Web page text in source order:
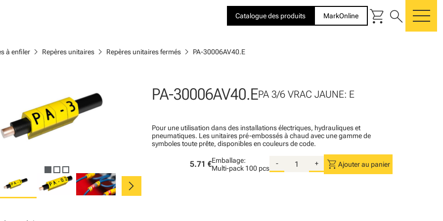
Catalogue des produits MarkOnline shopping_cart search
à enfiler chevron_right Repères unitaires chevron_right Repères unitaires fermés chevron_right PA-30006AV40.E
chevron_right
PA-30006AV40.EPA 3/6 VRAC JAUNE: E
Pour une utilisation dans des installations électriques, hydrauliques et
pneumatiques. Les unitaires pré-embossés à chaud avec une gamme de
symboles toute prête, disponibles en couleurs de code.
5.71 €Emballage:
Multi-pack 100 pcs
- + shopping_cart Ajouter au panier